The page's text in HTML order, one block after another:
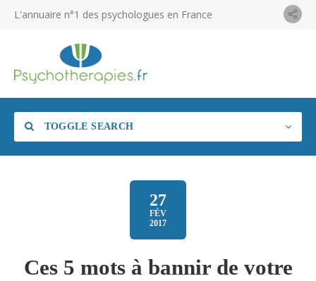
L'annuaire n°1 des psychologues en France
TOGGLE SEARCH
27
FÉV
2017
Ces 5 mots à bannir de votre